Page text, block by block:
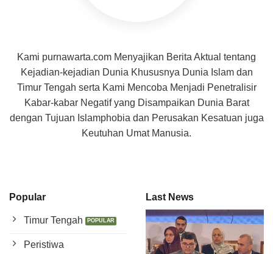
Kami purnawarta.com Menyajikan Berita Aktual tentang
Kejadian-kejadian Dunia Khususnya Dunia Islam dan
Timur Tengah serta Kami Mencoba Menjadi Penetralisir
Kabar-kabar Negatif yang Disampaikan Dunia Barat
dengan Tujuan Islamphobia dan Perusakan Kesatuan juga
Keutuhan Umat Manusia.
Popular
Timur Tengah
Peristiwa
Last News